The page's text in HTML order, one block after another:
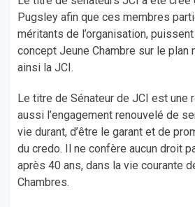
Pugsley afin que ces membres
méritants de l’organisation,
concept Jeune Chambre sur le plan
ainsi la JCI.
Le titre de Sénateur de JCI est une
aussi l’engagement renouvelé de
vie durant, d’être le garant et de
du credo. Il ne confère aucun droit
après 40 ans, dans la vie courante
Chambres.